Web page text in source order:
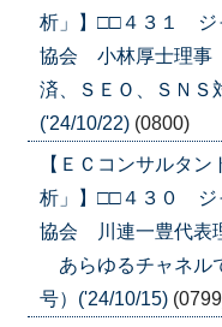
析」】□□４３１ ジ
協会 小林厚士理事
済、ＳＥＯ、ＳＮＳ
('24/10/22) (0800)
【ＥＣコンサルタ
析」】□□４３０ ジ
協会 川連一豊代表
あらゆるチャネル
号）('24/10/15)